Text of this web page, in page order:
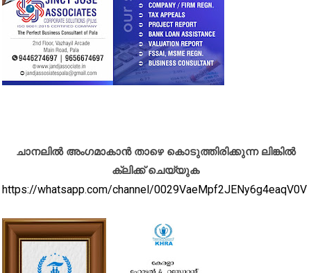
ചാനലിൽ അംഗമാകാൻ താഴെ കൊടുത്തിരിക്കുന്ന ലിങ്കിൽ
ക്ലിക്ക് ചെയ്യുക
https://whatsapp.com/channel/0029VaeMpf2JENy6g4eaqV0V